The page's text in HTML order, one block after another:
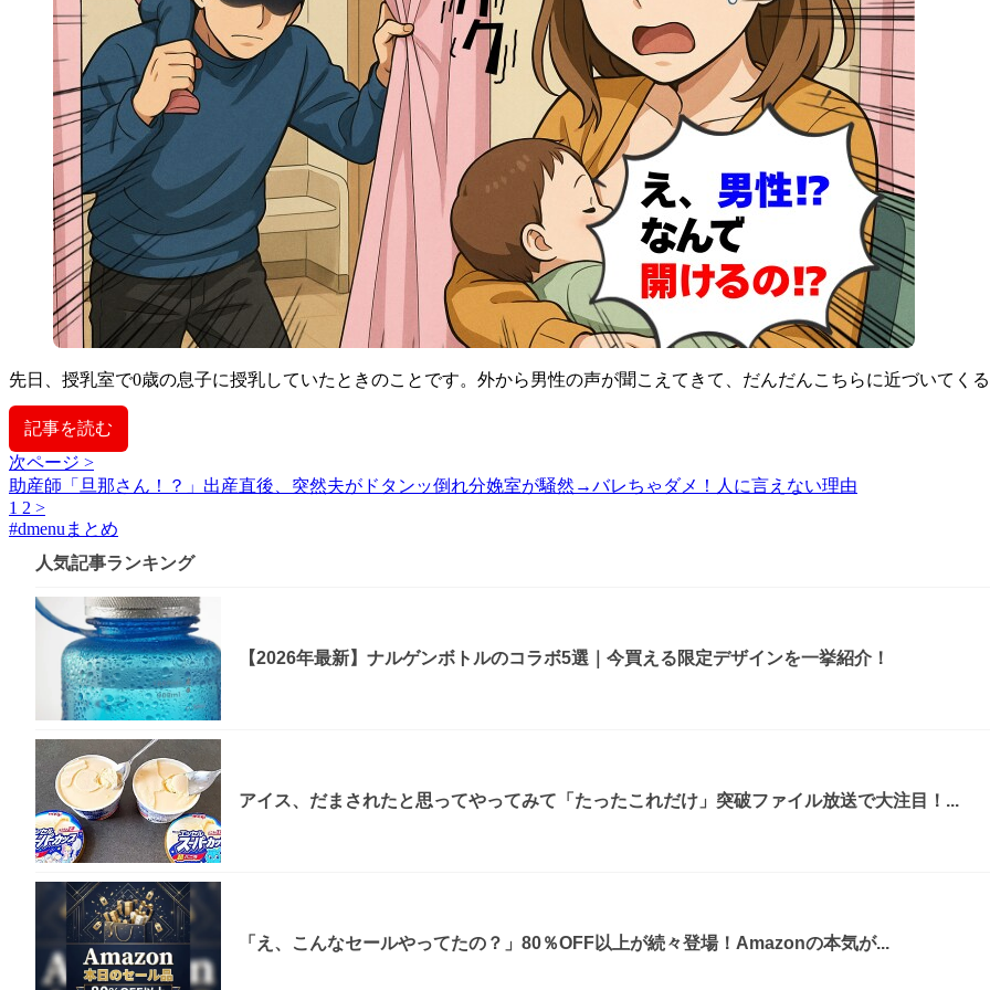
先日、授乳室で0歳の息子に授乳していたときのことです。外から男性の声が聞こえてきて、だんだんこちらに近づいてくる
記事を読む
次ページ >
助産師「旦那さん！？」出産直後、突然夫がドタンッ倒れ分娩室が騒然→バレちゃダメ！人に言えない理由
1 2 >
#dmenuまとめ
人気記事ランキング
【2026年最新】ナルゲンボトルのコラボ5選｜今買える限定デザインを一挙紹介！
アイス、だまされたと思ってやってみて「たったこれだけ」突破ファイル放送で大注目！...
「え、こんなセールやってたの？」80％OFF以上が続々登場！Amazonの本気が...